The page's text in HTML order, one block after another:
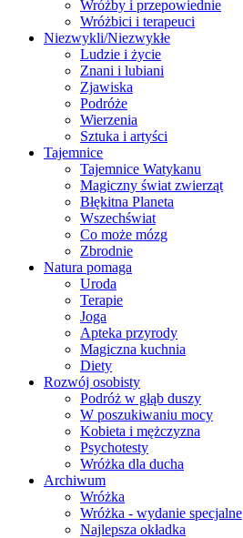
Wróżby i przepowiednie
Wróżbici i terapeuci
Niezwykli/Niezwykłe
Ludzie i życie
Znani i lubiani
Zjawiska
Podróże
Wierzenia
Sztuka i artyści
Tajemnice
Tajemnice Watykanu
Magiczny świat zwierząt
Błękitna Planeta
Wszechświat
Co może mózg
Zbrodnie
Natura pomaga
Uroda
Terapie
Joga
Apteka przyrody
Magiczna kuchnia
Diety
Rozwój osobisty
Podróż w głąb duszy
W poszukiwaniu mocy
Kobieta i mężczyzna
Psychotesty
Wróżka dla ducha
Archiwum
Wróżka
Wróżka - wydanie specjalne
Najlepsza okładka